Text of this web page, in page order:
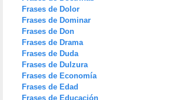
Frases de Dolor
Frases de Dominar
Frases de Don
Frases de Drama
Frases de Duda
Frases de Dulzura
Frases de Economía
Frases de Edad
Frases de Educación